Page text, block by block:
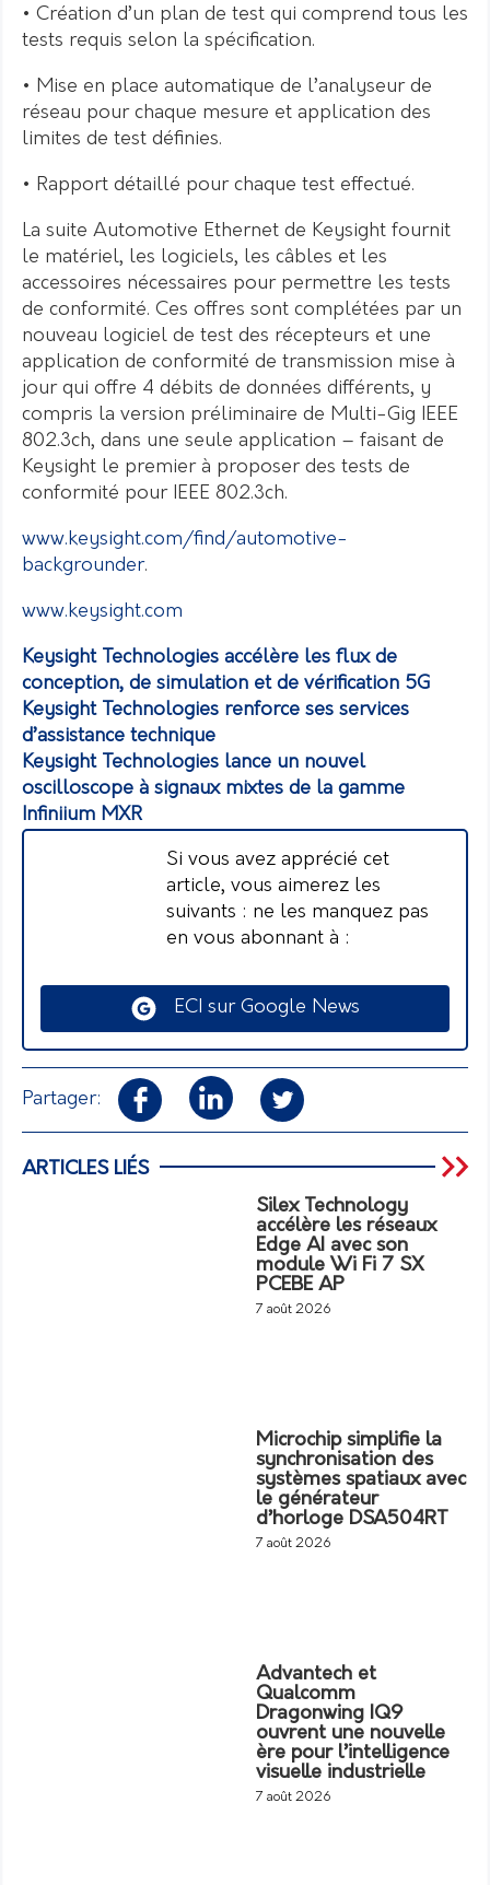
• Création d’un plan de test qui comprend tous les
tests requis selon la spécification.
• Mise en place automatique de l’analyseur de
réseau pour chaque mesure et application des
limites de test définies.
• Rapport détaillé pour chaque test effectué.
La suite Automotive Ethernet de Keysight fournit
le matériel, les logiciels, les câbles et les
accessoires nécessaires pour permettre les tests
de conformité. Ces offres sont complétées par un
nouveau logiciel de test des récepteurs et une
application de conformité de transmission mise à
jour qui offre 4 débits de données différents, y
compris la version préliminaire de Multi-Gig IEEE
802.3ch, dans une seule application – faisant de
Keysight le premier à proposer des tests de
conformité pour IEEE 802.3ch.
www.keysight.com/find/automotive-
backgrounder.
www.keysight.com
Keysight Technologies accélère les flux de
conception, de simulation et de vérification 5G
Keysight Technologies renforce ses services
d’assistance technique
Keysight Technologies lance un nouvel
oscilloscope à signaux mixtes de la gamme
Infiniium MXR
Si vous avez apprécié cet
article, vous aimerez les
suivants : ne les manquez pas
en vous abonnant à :
ECI sur Google News
Partager:
ARTICLES LIÉS
Silex Technology
accélère les réseaux
Edge AI avec son
module Wi Fi 7 SX
PCEBE AP
7 août 2026
Microchip simplifie la
synchronisation des
systèmes spatiaux avec
le générateur
d’horloge DSA504RT
7 août 2026
Advantech et
Qualcomm
Dragonwing IQ9
ouvrent une nouvelle
ère pour l’intelligence
visuelle industrielle
7 août 2026